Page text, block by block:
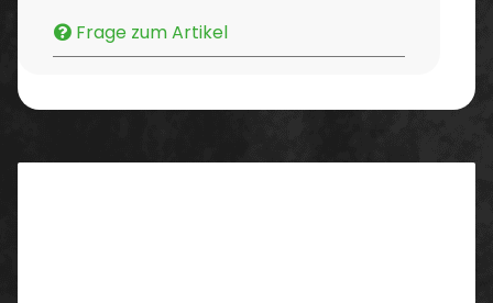
Frage zum Artikel